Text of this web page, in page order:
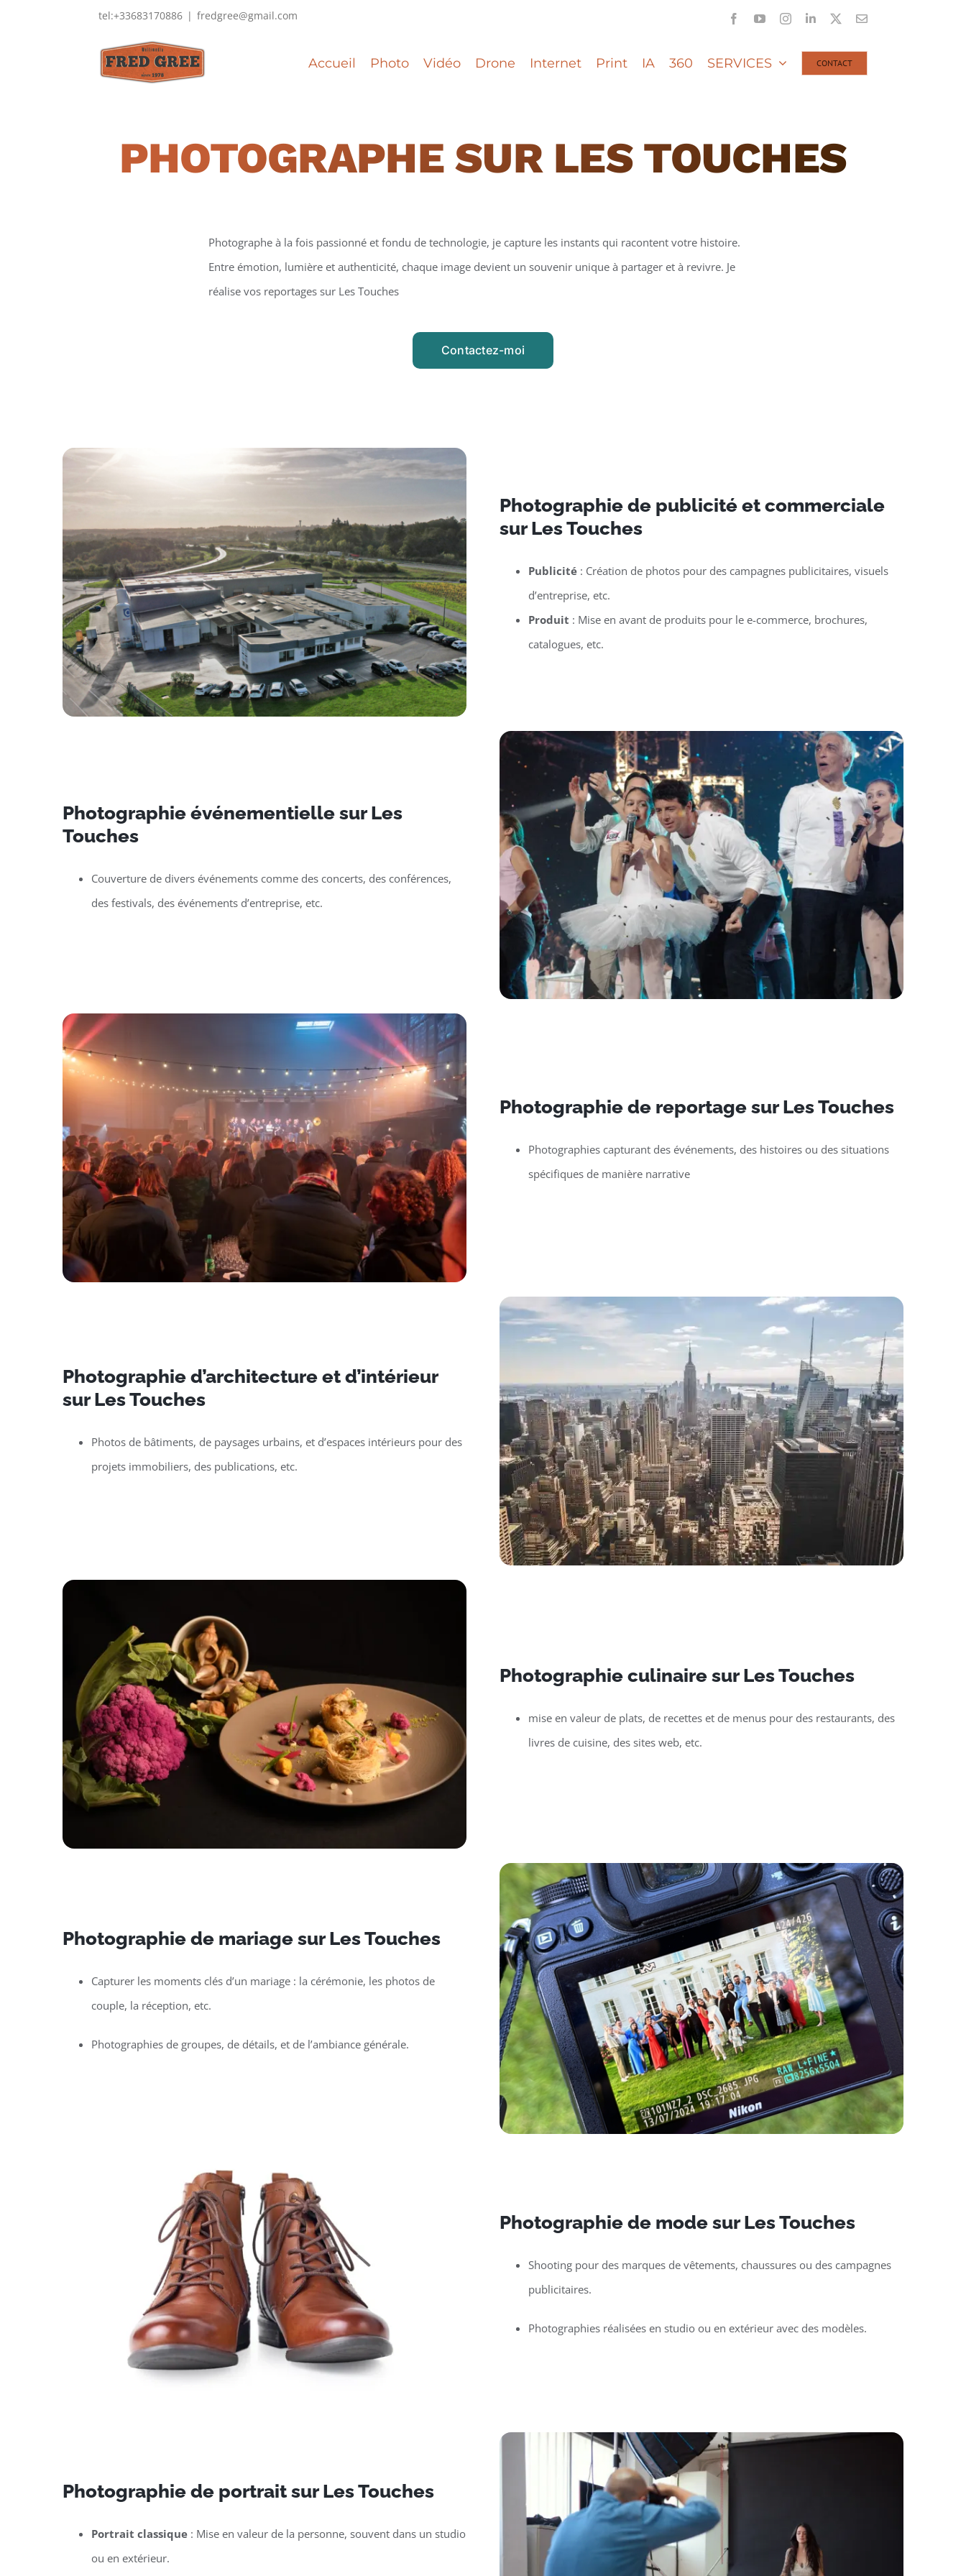
tel:+33683170886 | fredgree@gmail.com FacebookYouTubeInstagramLinkedIn Email
Accueil Photo Vidéo Drone Internet Print IA 360 SERVICES CONTACT
PHOTOGRAPHESUR LES TOUCHES
Photographe à la fois passionné et fondu de technologie, je capture les instants qui racontent votre histoire.
Entre émotion, lumière et authenticité, chaque image devient un souvenir unique à partager et à revivre. Je
réalise vos reportages sur Les Touches
Contactez-moi
Photographie de publicité et commerciale
sur Les Touches
Publicité : Création de photos pour des campagnes publicitaires, visuels
d’entreprise, etc.
Produit : Mise en avant de produits pour le e-commerce, brochures,
catalogues, etc.
Photographie événementielle sur Les
Touches
Couverture de divers événements comme des concerts, des conférences,
des festivals, des événements d’entreprise, etc.
Photographie de reportage sur Les Touches
Photographies capturant des événements, des histoires ou des situations
spécifiques de manière narrative
Photographie d’architecture et d’intérieur
sur Les Touches
Photos de bâtiments, de paysages urbains, et d’espaces intérieurs pour des
projets immobiliers, des publications, etc.
Photographie culinaire sur Les Touches
mise en valeur de plats, de recettes et de menus pour des restaurants, des
livres de cuisine, des sites web, etc.
Photographie de mariage sur Les Touches
Capturer les moments clés d’un mariage : la cérémonie, les photos de
couple, la réception, etc.
Photographies de groupes, de détails, et de l’ambiance générale.
Photographie de mode sur Les Touches
Shooting pour des marques de vêtements, chaussures ou des campagnes
publicitaires.
Photographies réalisées en studio ou en extérieur avec des modèles.
Photographie de portrait sur Les Touches
Portrait classique: Mise en valeur de la personne, souvent dans un studio
ou en extérieur.